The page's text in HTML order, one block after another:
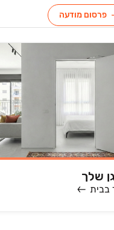
פרסום מודעה
שלך
בבית